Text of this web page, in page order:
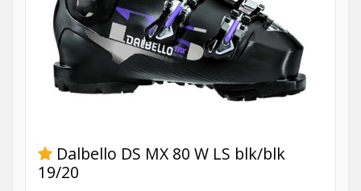
Dalbello DS MX 80 W LS blk/blk
19/20